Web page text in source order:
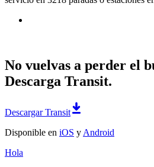
No vuelvas a perder el
Descarga Transit.
Descargar Transit
Disponible en iOS y Android
Hola